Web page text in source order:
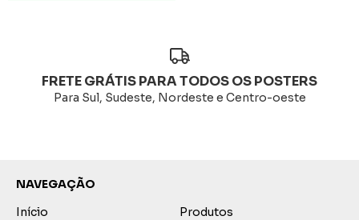
FRETE GRÁTIS PARA TODOS OS POSTERS
Para Sul, Sudeste, Nordeste e Centro-oeste
NAVEGAÇÃO
Início
Produtos